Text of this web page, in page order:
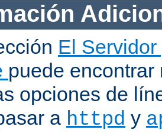
El
puede
opciones de
a httpd y